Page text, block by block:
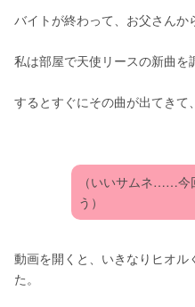
バイトが終わって、お父さんか
私は部屋で天使リースの新曲を
するとすぐにその曲が出てきて
（いいサムネ……今
う）
動画を開くと、いきなりヒオル
た。